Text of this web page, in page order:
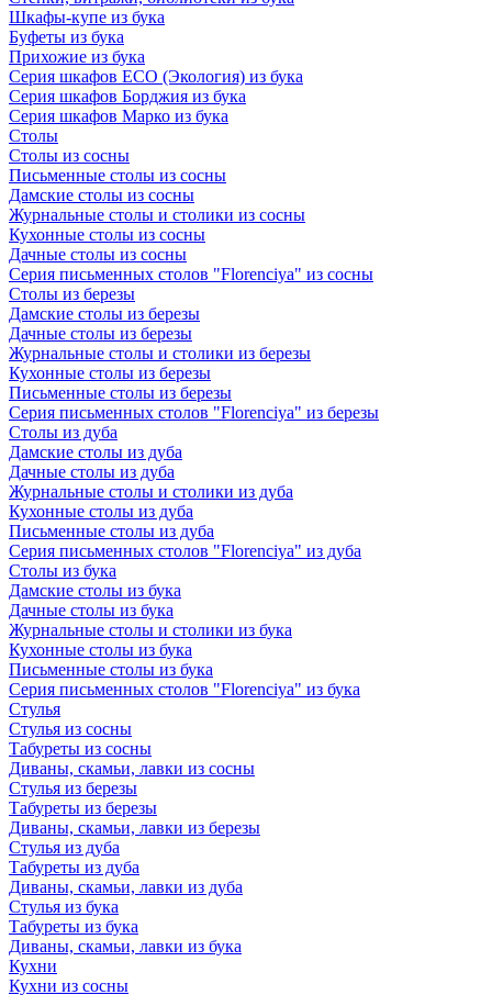
Шкафы-купе из бука
Буфеты из бука
Прихожие из бука
Серия шкафов ECO (Экология) из бука
Серия шкафов Борджия из бука
Серия шкафов Марко из бука
Столы
Столы из сосны
Письменные столы из сосны
Дамские столы из сосны
Журнальные столы и столики из сосны
Кухонные столы из сосны
Дачные столы из сосны
Серия письменных столов "Florenciya" из сосны
Столы из березы
Дамские столы из березы
Дачные столы из березы
Журнальные столы и столики из березы
Кухонные столы из березы
Письменные столы из березы
Серия письменных столов "Florenciya" из березы
Столы из дуба
Дамские столы из дуба
Дачные столы из дуба
Журнальные столы и столики из дуба
Кухонные столы из дуба
Письменные столы из дуба
Серия письменных столов "Florenciya" из дуба
Столы из бука
Дамские столы из бука
Дачные столы из бука
Журнальные столы и столики из бука
Кухонные столы из бука
Письменные столы из бука
Серия письменных столов "Florenciya" из бука
Стулья
Стулья из сосны
Табуреты из сосны
Диваны, скамьи, лавки из сосны
Стулья из березы
Табуреты из березы
Диваны, скамьи, лавки из березы
Стулья из дуба
Табуреты из дуба
Диваны, скамьи, лавки из дуба
Стулья из бука
Табуреты из бука
Диваны, скамьи, лавки из бука
Кухни
Кухни из сосны